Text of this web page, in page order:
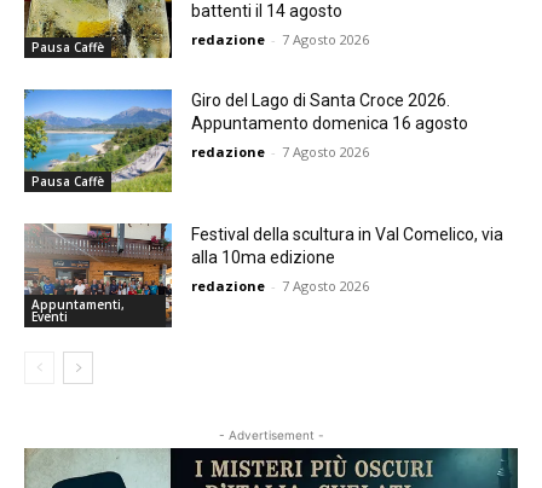
Pausa Caffè
battenti il 14 agosto
redazione - 7 Agosto 2026
Pausa Caffè
Giro del Lago di Santa Croce 2026.
Appuntamento domenica 16 agosto
redazione - 7 Agosto 2026
Appuntamenti,
Eventi
Festival della scultura in Val Comelico, via
alla 10ma edizione
redazione - 7 Agosto 2026
- Advertisement -